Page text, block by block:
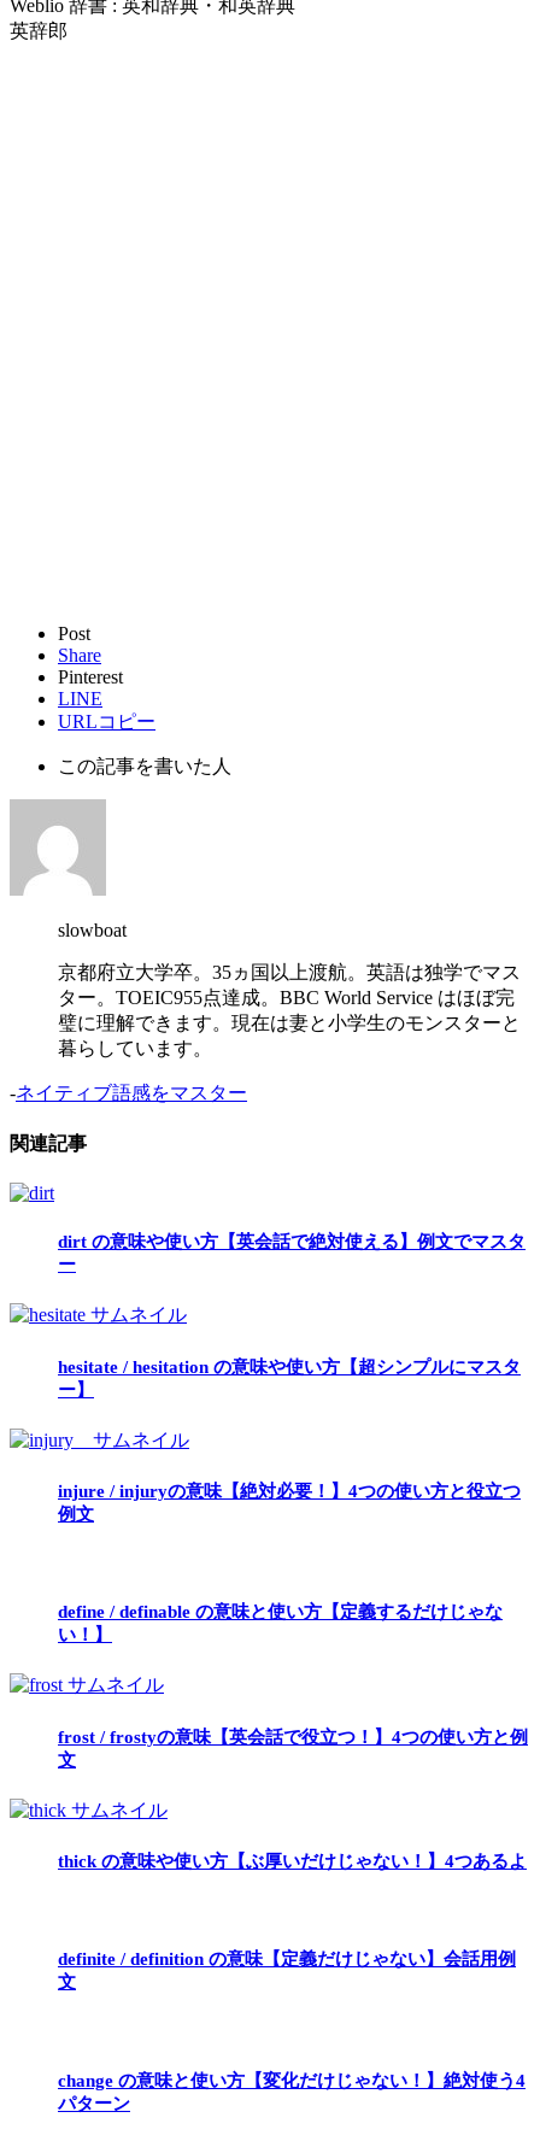
Weblio 辞書 : 英和辞典・和英辞典
英辞郎
Post
Share
Pinterest
LINE
URLコピー
この記事を書いた人
slowboat
京都府立大学卒。35ヵ国以上渡航。英語は独学でマス
ター。TOEIC955点達成。BBC World Service はほぼ完
璧に理解できます。現在は妻と小学生のモンスターと
暮らしています。
-ネイティブ語感をマスター
関連記事
dirt の意味や使い方【英会話で絶対使える】例文でマスタ
ー
hesitate / hesitation の意味や使い方【超シンプルにマスタ
ー】
injure / injuryの意味【絶対必要！】4つの使い方と役立つ
例文
define / definable の意味と使い方【定義するだけじゃな
い！】
frost / frostyの意味【英会話で役立つ！】4つの使い方と例
文
thick の意味や使い方【ぶ厚いだけじゃない！】4つあるよ
definite / definition の意味【定義だけじゃない】会話用例
文
change の意味と使い方【変化だけじゃない！】絶対使う4
パターン